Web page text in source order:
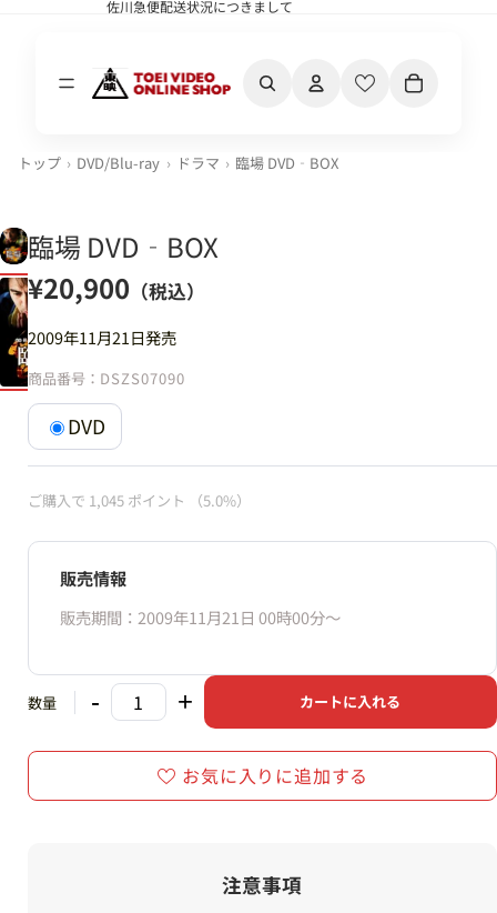
佐川急便配送状況につきまして
佐川急便配送状況につきまして
トップ DVD/Blu-ray ドラマ 臨場 DVD‐BOX
臨場 DVD‐BOX
¥20,900 （税込）
2009年11月21日発売
商品番号： DSZS07090
DVD
ご購入で 1,045 ポイント （5.0%）
販売情報
販売期間：2009年11月21日 00時00分〜
数量 - + カートに入れる
お気に入りに追加する
注意事項